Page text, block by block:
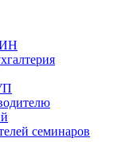
семинаров